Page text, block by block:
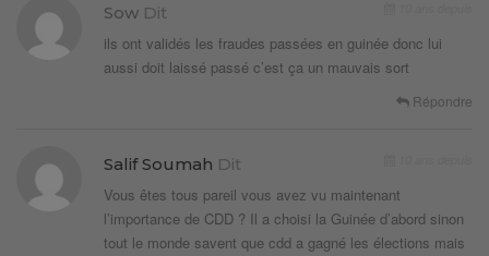
Sow Dit
ils ont validés les fraudes passées en guinée donc lui
aussi doit laissé passé c’est ça un mauvais sort
Répondre
Salif Soumah Dit
Vous êtes tous pareil vous avez vu maintenant
l’importance de CDD ? Il a choisi la Guinée d’abord sinon
tout le monde savent que cdd a gagné les élections mais